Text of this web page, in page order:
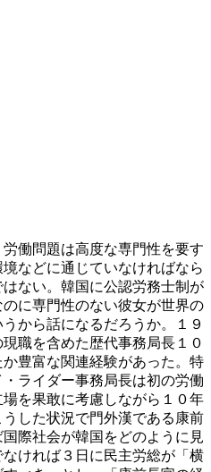
働問題は高度な専門性を要す
などに通じていなければなら
ない。韓国に公認労務士制が
に専門性のない彼女が世界の
から話になるだろうか。１９
職を含めた歴代事務局長１０
豊富な関連経験があった。特
ライダー事務局長は初の労働
を果敢に考慮しながら１０年
した状況で門外漢である康前
際社会が韓国をどのように見
ければ３日に民主労総が「横